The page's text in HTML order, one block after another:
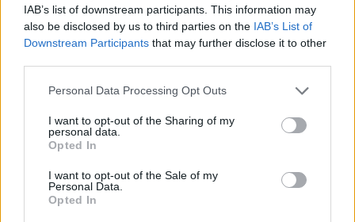
IAB’s list of downstream participants. This information may
also be disclosed by us to third parties on the IAB’s List of
Downstream Participants that may further disclose it to other
Personal Data Processing Opt Outs
I want to opt-out of the Sharing of my
personal data.
Opted In
I want to opt-out of the Sale of my
Personal Data.
Opted In
Niños inteligentes y felices con Edye
CUENTOS INFANTILES